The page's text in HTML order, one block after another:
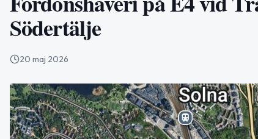
Södertälje
20 maj 2026